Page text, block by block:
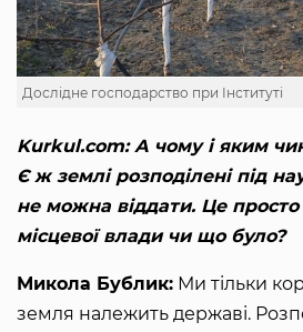
Дослідне господарство при Інституті
Kurkul.com: А чому і яким
Є ж землі розподілені під
не можна віддати. Це
місцевої влади чи що було?
Микола Бублик: Ми тільки
земля належить державі.